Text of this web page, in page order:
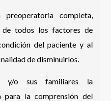
preoperatoria completa,
de todos los factores de
del paciente y al
de disminuirlos.
y/o sus familiares la
para la comprensión del